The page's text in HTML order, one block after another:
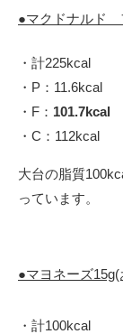
●マクドナルド
・計225kcal
・P：11.6kcal
・F： 101.7kcal
・C：112kcal
大台の脂質
っています。
●マヨネーズ
・計100kcal